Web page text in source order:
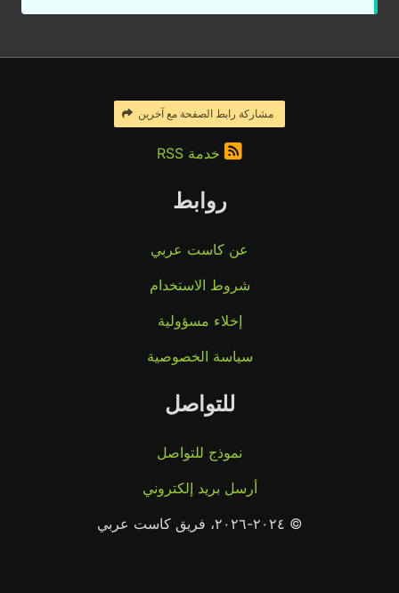
مشاركة رابط الصفحة مع آخرين
خدمة RSS
روابط
عن كاست عربي
شروط الاستخدام
إخلاء مسؤولية
سياسة الخصوصية
للتواصل
نموذج للتواصل
أرسل بريد إلكتروني
© ٢٠٢٤-٢٠٢٦، فريق كاست عربي